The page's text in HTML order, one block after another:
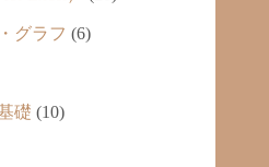
グラフ (6)
礎 (10)